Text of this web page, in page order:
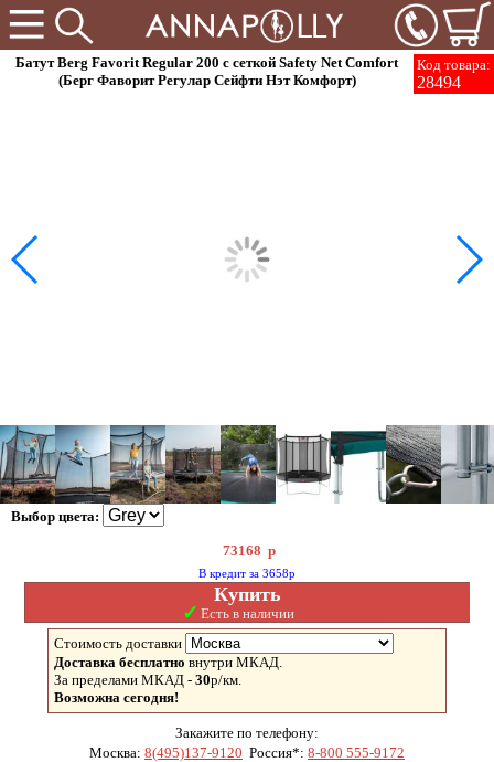
Код товара:
28494
Батут Berg Favorit Regular 200 с сеткой Safety Net Comfort
(Берг Фаворит Регулар Сейфти Нэт Комфорт)
Выбор цвета:
73168 р
В кредит за 3658р
Купить
✓ Есть в наличии
Стоимость доставки
Доставка бесплатно внутри МКАД.
За пределами МКАД - 30р/км.
Возможна сегодня!
Закажите по телефону:
Москва: 8(495)137-9120 Россия*: 8-800 555-9172